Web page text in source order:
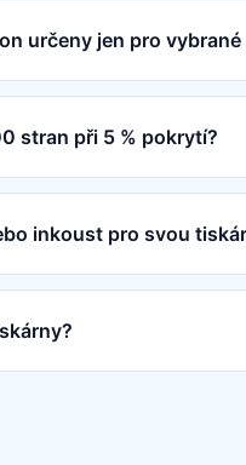
určeny jen pro
stran při 5 % pokrytí?
inkoust pro svou